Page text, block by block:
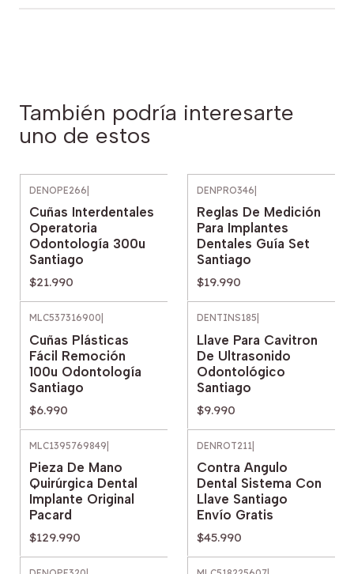
También podría interesarte
uno de estos
DENOPE266
Cuñas Interdentales
Operatoria
Odontología 300u
Santiago
$21.990
DENPRO346
Reglas De Medición
Para Implantes
Dentales Guía Set
Santiago
$19.990
MLC537316900
Cuñas Plásticas
Fácil Remoción
100u Odontología
Santiago
$6.990
DENTINS185
Llave Para Cavitron
De Ultrasonido
Odontológico
Santiago
$9.990
MLC1395769849
Pieza De Mano
Quirúrgica Dental
Implante Original
Pacard
$129.990
DENROT211
Contra Angulo
Dental Sistema Con
Llave Santiago
Envío Gratis
$45.990